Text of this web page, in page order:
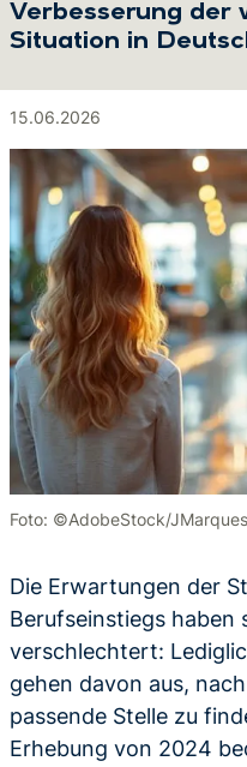
Verbesserung der
Situation in
15.06.2026
Foto: ©AdobeStock/JMarques
Die Erwartungen der
Berufseinstiegs haben
verschlechtert:
gehen davon aus,
passende Stelle zu
Erhebung von 2024